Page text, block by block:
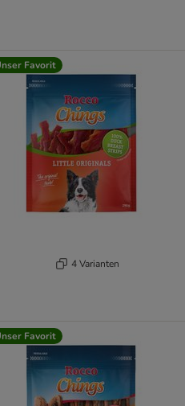
Favorit
4 Varianten
Favorit